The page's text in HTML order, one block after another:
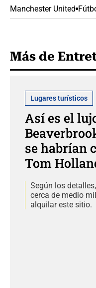
Manchester United
Más de
Lugares turísticos
Así es el
se habrían
Tom
Según los
cerca de medio
alquilar este sitio.